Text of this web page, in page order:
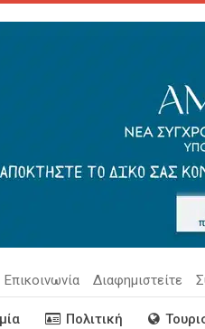
Επικοινωνία Διαφημιστείτε
Πολιτική